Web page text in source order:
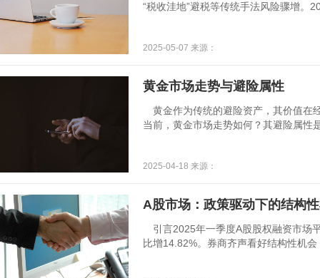
“税收洼地”避税等传统手法风险骤增。
监控。虚开发票：通过富余票、过票公
理性。
2025-05-07 来源：
黄金市场走势与避险属性
黄金作为传统的避险资产，其价值在
当前，黄金市场走势如何？其避险属性
新动态，为投资决策提供参考。避险属
黄金等避险资
2025-04-18 来源：
A股市场：政策驱动下的结构
引言2025年一季度A股股权融资市场
比增14.82%。券商齐声看好结构性机